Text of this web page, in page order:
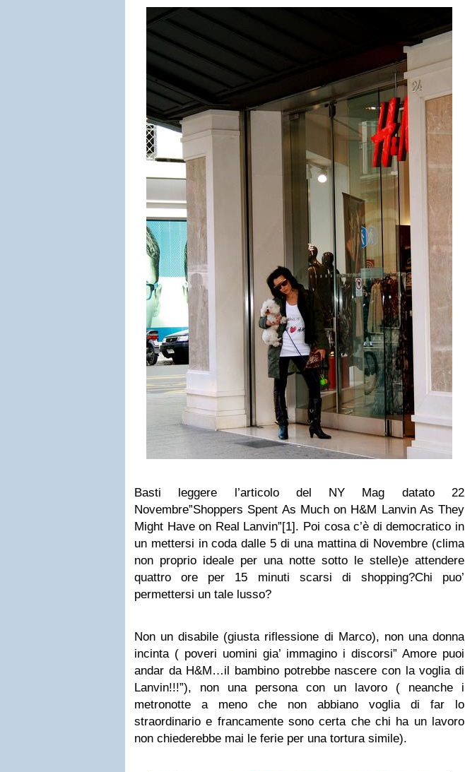
Basti leggere l’articolo del NY Mag datato 22
Novembre”Shoppers Spent As Much on H&M Lanvin As They
Might Have on Real Lanvin”[1]. Poi cosa c’è di democratico in
un mettersi in coda dalle 5 di una mattina di Novembre (clima
non proprio ideale per una notte sotto le stelle)e attendere
quattro ore per 15 minuti scarsi di shopping?Chi puo’
permettersi un tale lusso?
Non un disabile (giusta riflessione di Marco), non una donna
incinta ( poveri uomini gia’ immagino i discorsi” Amore puoi
andar da H&M…il bambino potrebbe nascere con la voglia di
Lanvin!!!”), non una persona con un lavoro ( neanche i
metronotte a meno che non abbiano voglia di far lo
straordinario e francamente sono certa che chi ha un lavoro
non chiederebbe mai le ferie per una tortura simile).